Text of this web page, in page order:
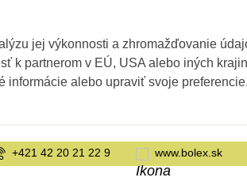
+421 42 20 21 22 9 www.bolex.sk
jej výkonnosti a zhromažďovanie
k partnerom v EÚ, USA alebo iných
informácie alebo upraviť svoje preferencie.